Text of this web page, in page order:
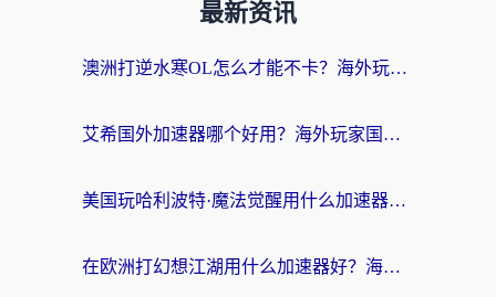
最新资讯
澳洲打逆水寒OL怎么才能不卡？海外玩家国服游戏加速终极指南（附梦幻模拟战地铁跑酷解决办法）
艾希国外加速器哪个好用？海外玩家国服游戏畅玩终极指南（附欧洲玩鸣潮街头篮球实测）
美国玩哈利波特·魔法觉醒用什么加速器？告别延迟的终极指南（含免费QQ炫舞方案+印尼妄想山海秘籍）
在欧洲打幻想江湖用什么加速器好？海外玩家国服游戏畅玩指南